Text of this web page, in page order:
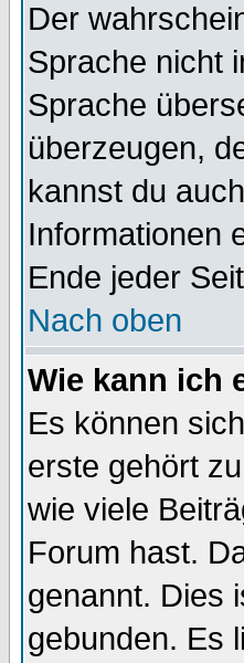
Der
Sprache nicht
Sprache
überzeugen,
kannst du
Informationen
Ende jeder
Nach oben
Wie kann ich
Es können
erste gehört
wie viele
Forum hast.
genannt. Dies
gebunden. Es